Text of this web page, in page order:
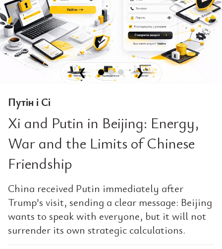
❮ ❯
Путін і Сі
Xi and Putin in Beijing: Energy,
War and the Limits of Chinese
Friendship
China received Putin immediately after
Trump’s visit, sending a clear message: Beijing
wants to speak with everyone, but it will not
surrender its own strategic calculations.